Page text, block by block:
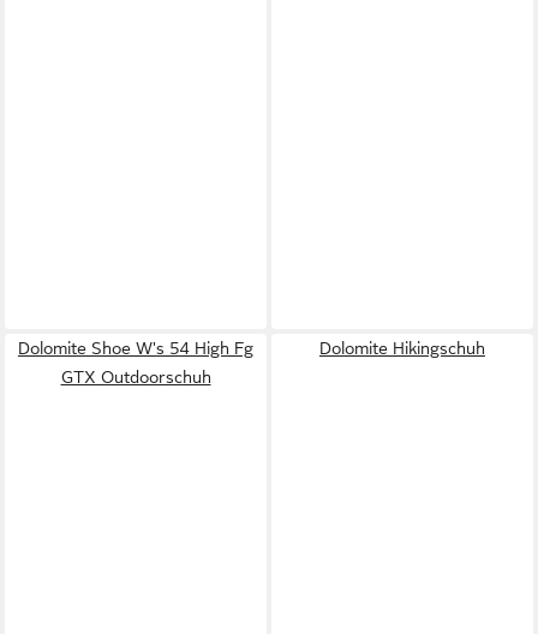
Dolomite Shoe W's 54 High Fg
GTX Outdoorschuh
Dolomite Hikingschuh